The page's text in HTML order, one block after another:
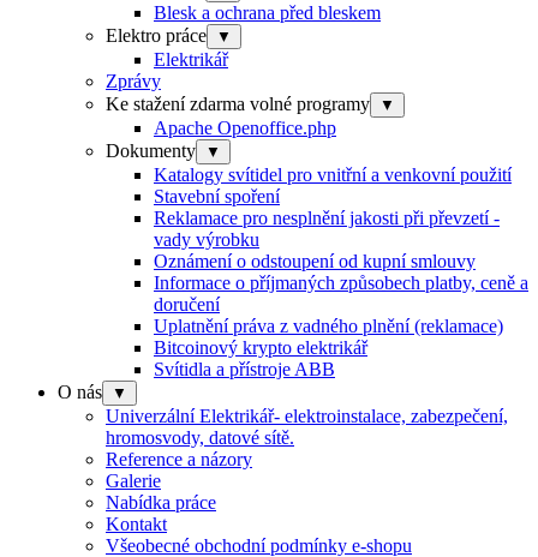
Blesk a ochrana před bleskem
Elektro práce
▼
Elektrikář
Zprávy
Ke stažení zdarma volné programy
▼
Apache Openoffice.php
Dokumenty
▼
Katalogy svítidel pro vnitřní a venkovní použití
Stavební spoření
Reklamace pro nesplnění jakosti při převzetí -
vady výrobku
Oznámení o odstoupení od kupní smlouvy
Informace o příjmaných způsobech platby, ceně a
doručení
Uplatnění práva z vadného plnění (reklamace)
Bitcoinový krypto elektrikář
Svítidla a přístroje ABB
O nás
▼
Univerzální Elektrikář- elektroinstalace, zabezpečení,
hromosvody, datové sítě.
Reference a názory
Galerie
Nabídka práce
Kontakt
Všeobecné obchodní podmínky e-shopu